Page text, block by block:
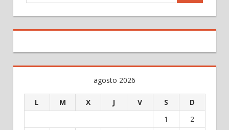
agosto 2026
L M X J V S D
1
2